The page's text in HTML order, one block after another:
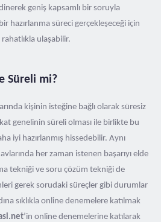
geniş kapsamlı bir soruyla
hazırlanma süreci gerçekleşeceği için
rahatlıkla ulaşabilir.
Süreli mi?
kişinin isteğine bağlı olarak süresiz
genelinin süreli olması ile birlikte bu
iyi hazırlanmış hissedebilir. Aynı
her zaman istenen başarıyı elde
tekniği ve soru çözüm tekniği de
gerek sorudaki süreçler gibi durumlar
sıklıkla online denemelere katılmak
’in online denemelerine katılarak